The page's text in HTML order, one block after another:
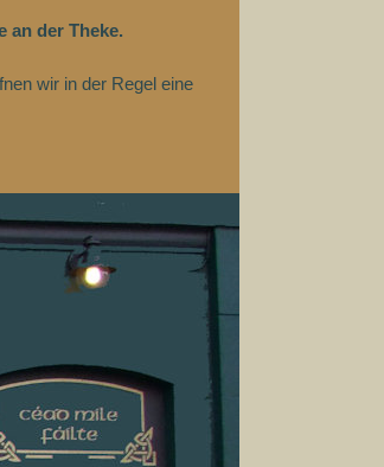
an der Theke.
wir in der Regel eine